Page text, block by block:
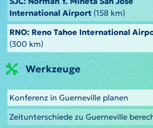
International Airport(158 km)
RNO: Reno Tahoe International
(300 km)
Werkzeuge
Konferenz in Guerneville planen
Zeitunterschiede zu Guerneville